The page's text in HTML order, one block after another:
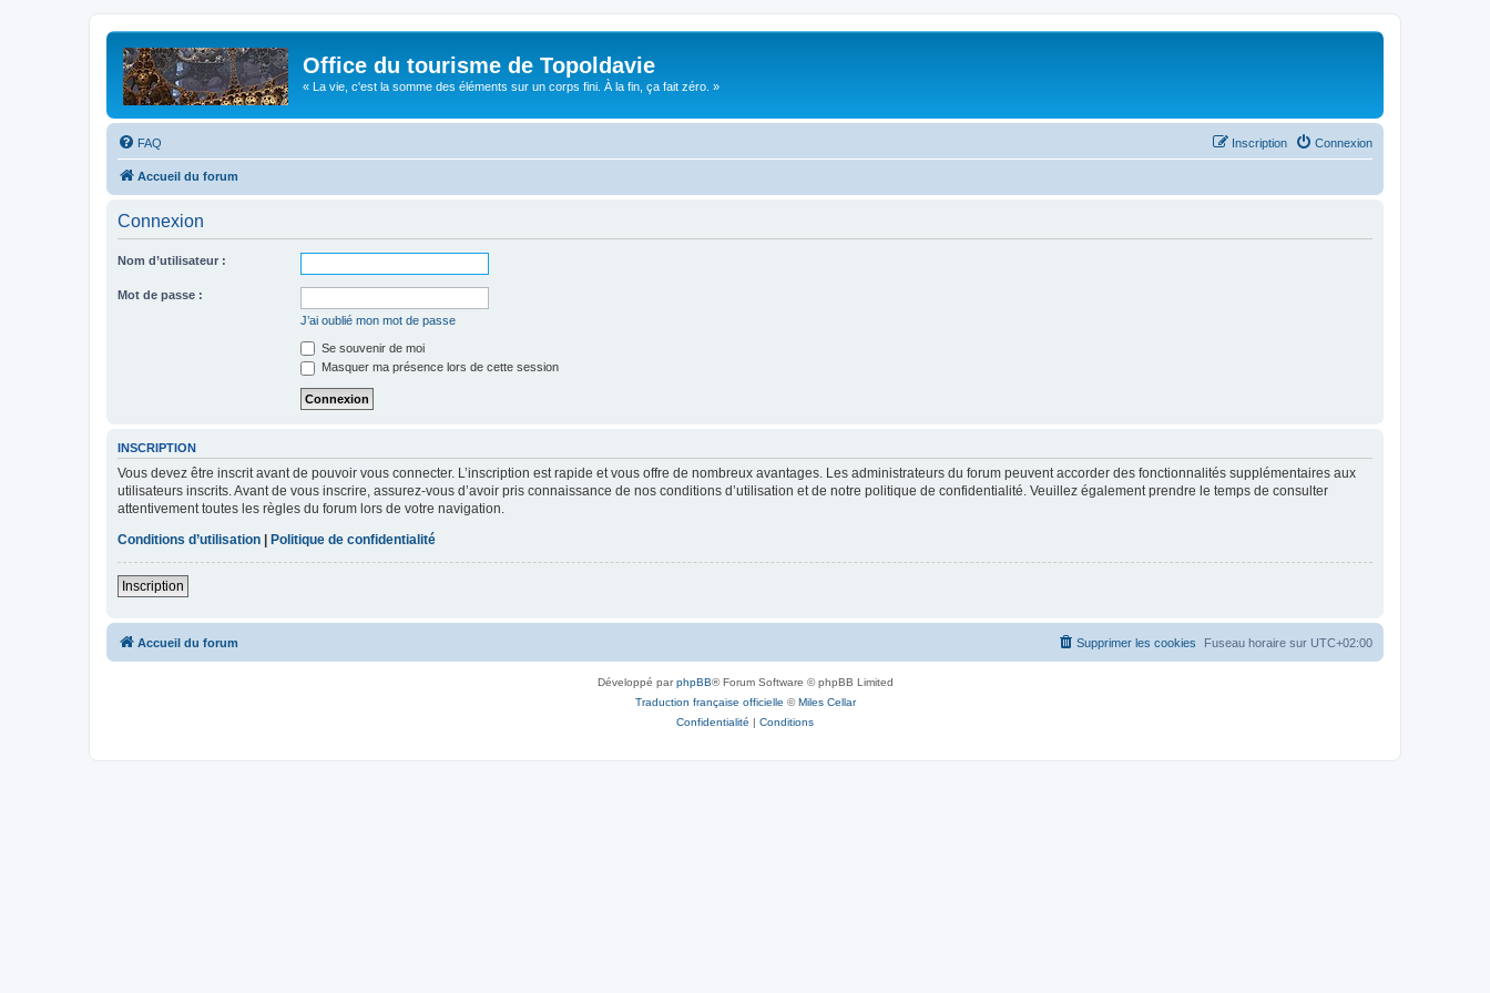
Office du tourisme de Topoldavie
« La vie, c'est la somme des éléments sur un corps fini. À la fin, ça fait zéro. »
FAQ Connexion
Inscription
Accueil du forum
Connexion
Nom d’utilisateur :
Mot de passe :
J’ai oublié mon mot de passe
Se souvenir de moi
Masquer ma présence lors de cette session
INSCRIPTION
Vous devez être inscrit avant de pouvoir vous connecter. L’inscription est rapide et vous offre de nombreux avantages. Les administrateurs du forum peuvent accorder des fonctionnalités supplémentaires aux
utilisateurs inscrits. Avant de vous inscrire, assurez-vous d’avoir pris connaissance de nos conditions d’utilisation et de notre politique de confidentialité. Veuillez également prendre le temps de consulter
attentivement toutes les règles du forum lors de votre navigation.
Conditions d’utilisation
Politique de confidentialité
Inscription
Accueil du forum Fuseau horaire sur UTC+02:00
Supprimer les cookies
Développé parphpBB® Forum Software © phpBB Limited
Traduction française officielle ©Miles Cellar
Confidentialité | Conditions